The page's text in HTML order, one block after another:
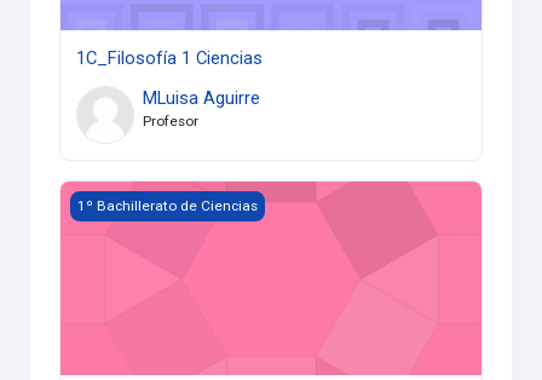
1C_Filosofía 1 Ciencias
MLuisa Aguirre
Profesor
1C_Física y Química
1º Bachillerato de Ciencias